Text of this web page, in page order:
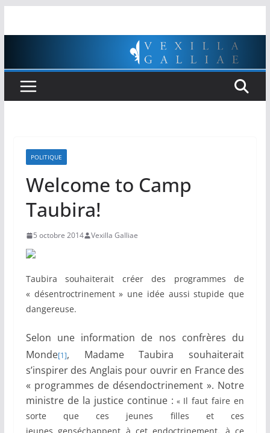
POLITIQUE
Welcome to Camp
Taubira!
5 octobre 2014 Vexilla Galliae
Taubira souhaiterait créer des programmes de
« désentroctrinement » une idée aussi stupide que
dangereuse.
Selon une information de nos confrères du
Monde[1], Madame Taubira souhaiterait
s’inspirer des Anglais pour ouvrir en France des
« programmes de désendoctrinement ». Notre
ministre de la justice continue : « Il faut faire en
sorte que ces jeunes filles et ces